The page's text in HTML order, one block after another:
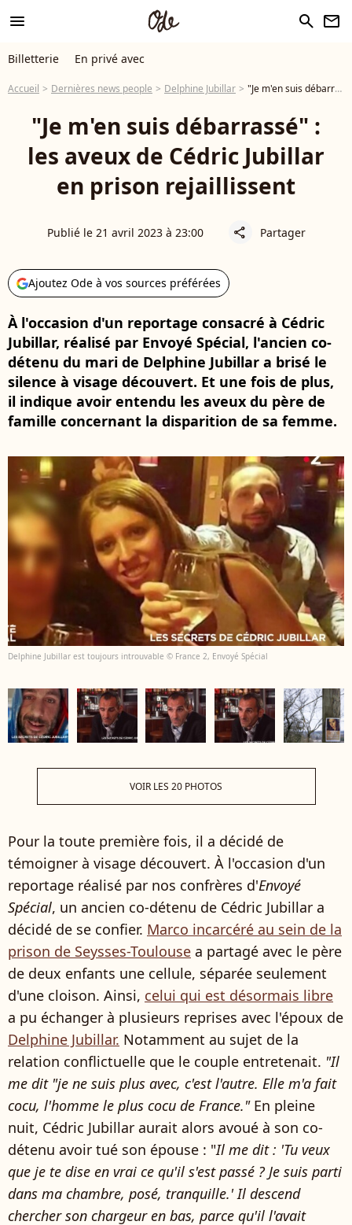
menu search newsletter
Billetterie En privé avec
Accueil Dernières news people Delphine Jubillar "Je m'en suis débarrassé" : les aveux de Cédric Jubillar en prison rejaillissent
"Je m'en suis débarrassé" :
les aveux de Cédric Jubillar
en prison rejaillissent
Publié le 21 avril 2023 à 23:00 share Partager
Ajoutez Ode à vos sources préférées
À l'occasion d'un reportage consacré à Cédric
Jubillar, réalisé par Envoyé Spécial, l'ancien co-
détenu du mari de Delphine Jubillar a brisé le
silence à visage découvert. Et une fois de plus,
il indique avoir entendu les aveux du père de
famille concernant la disparition de sa femme.
Delphine Jubillar est toujours introuvable © France 2, Envoyé Spécial
VOIR LES 20 PHOTOS
Pour la toute première fois, il a décidé de
témoigner à visage découvert. À l'occasion d'un
reportage réalisé par nos confrères d'Envoyé
Spécial, un ancien co-détenu de Cédric Jubillar a
décidé de se confier. Marco incarcéré au sein de la
prison de Seysses-Toulouse a partagé avec le père
de deux enfants une cellule, séparée seulement
d'une cloison. Ainsi, celui qui est désormais libre
a pu échanger à plusieurs reprises avec l'époux de
Delphine Jubillar. Notamment au sujet de la
relation conflictuelle que le couple entretenait. "Il
me dit "je ne suis plus avec, c'est l'autre. Elle m'a fait
cocu, l'homme le plus cocu de France."En pleine
nuit, Cédric Jubillar aurait alors avoué à son co-
détenu avoir tué son épouse : "Il me dit : 'Tu veux
que je te dise en vrai ce qu'il s'est passé ? Je suis parti
dans ma chambre, posé, tranquille.' Il descend
chercher son chargeur en bas, parce qu'il l'avait